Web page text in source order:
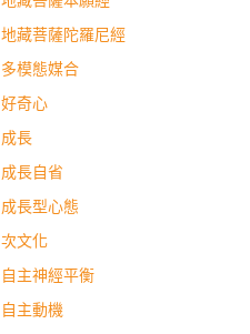
地藏菩薩陀羅尼經
多模態媒合
好奇心
成長
成長自省
成長型心態
次文化
自主神經平衡
自主動機